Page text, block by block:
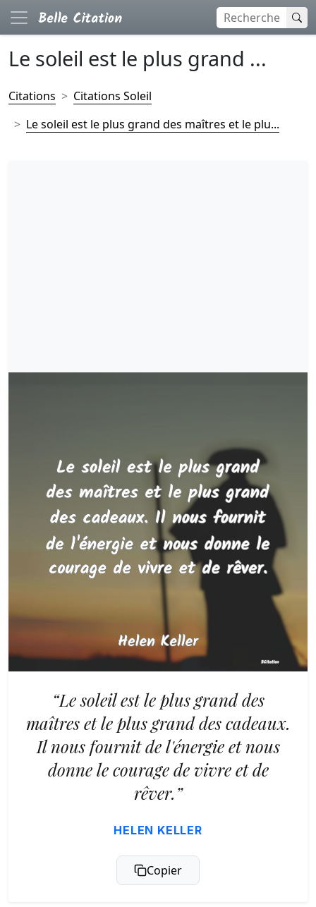
Le soleil est le plus grand ...
Citations
Citations Soleil
Le soleil est le plus grand des maîtres et le plu...
“Le soleil est le plus grand des
maîtres et le plus grand des cadeaux.
Il nous fournit de l'énergie et nous
donne le courage de vivre et de
rêver.”
HELEN KELLER
Copier